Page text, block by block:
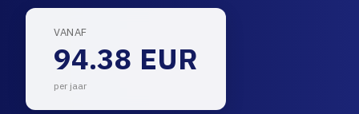
VANAF
94.38 EUR
per jaar